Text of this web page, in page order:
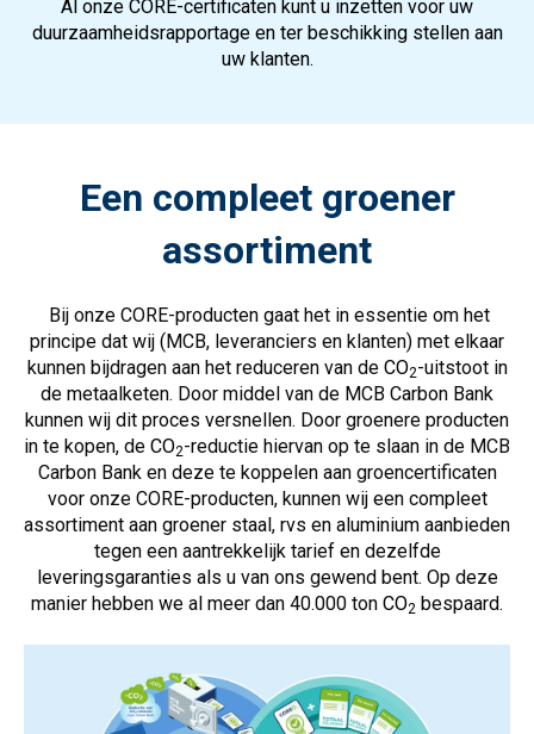
Al onze CORE-certificaten kunt u inzetten voor uw
duurzaamheidsrapportage en ter beschikking stellen aan
uw klanten.
Een compleet groener
assortiment
Bij onze CORE-producten gaat het in essentie om het
principe dat wij (MCB, leveranciers en klanten) met elkaar
kunnen bijdragen aan het reduceren van de CO2-uitstoot in
de metaalketen. Door middel van de MCB Carbon Bank
kunnen wij dit proces versnellen. Door groenere producten
in te kopen, de CO2-reductie hiervan op te slaan in de MCB
Carbon Bank en deze te koppelen aan groencertificaten
voor onze CORE-producten, kunnen wij een compleet
assortiment aan groener staal, rvs en aluminium aanbieden
tegen een aantrekkelijk tarief en dezelfde
leveringsgaranties als u van ons gewend bent. Op deze
manier hebben we al meer dan 40.000 ton CO2 bespaard.